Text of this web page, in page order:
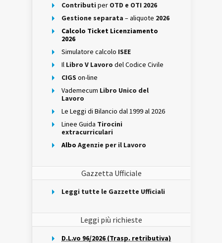
Contributi per OTD e OTI 2026
Gestione separata – aliquote 2026
Calcolo Ticket Licenziamento
2026
Simulatore calcolo ISEE
Il Libro V Lavoro del Codice Civile
CIGS on-line
Vademecum Libro Unico del
Lavoro
Le Leggi di Bilancio dal 1999 al 2026
Linee Guida Tirocini
extracurriculari
Albo Agenzie per il Lavoro
Gazzetta Ufficiale
Leggi tutte le Gazzette Ufficiali
Leggi più richieste
D.L.vo 96/2026 (Trasp. retributiva)